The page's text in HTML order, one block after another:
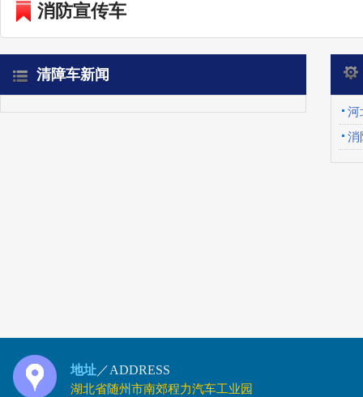
消防宣传车
清障车新闻
河
消
地址 ／ADDRESS
湖北省随州市南郊程力汽车工业园